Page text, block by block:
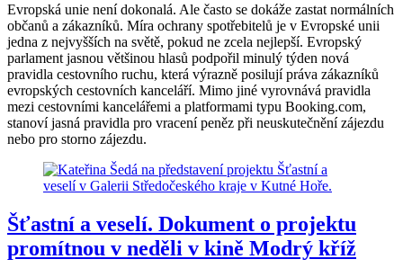
Evropská unie není dokonalá. Ale často se dokáže zastat normálních
občanů a zákazníků. Míra ochrany spotřebitelů je v Evropské unii
jedna z nejvyšších na světě, pokud ne zcela nejlepší. Evropský
parlament jasnou většinou hlasů podpořil minulý týden nová
pravidla cestovního ruchu, která výrazně posilují práva zákazníků
evropských cestovních kanceláří. Mimo jiné vyrovnává pravidla
mezi cestovními kancelářemi a platformami typu Booking.com,
stanoví jasná pravidla pro vracení peněz při neuskutečnění zájezdu
nebo pro storno zájezdu.
Šťastní a veselí. Dokument o projektu
promítnou v neděli v kině Modrý kříž